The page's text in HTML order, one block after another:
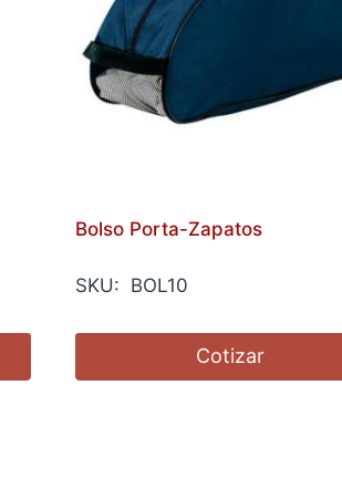
Bolso Porta-Zapatos
SKU: BOL10
Cotizar